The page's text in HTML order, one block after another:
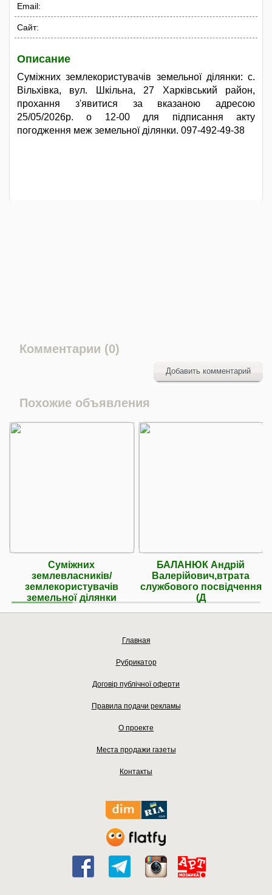
Email:
Сайт:
Описание
Суміжних землекористувачів земельної ділянки: с.
Вільхівка, вул. Шкільна, 27 Харківський район,
прохання з'явитися за вказаною адресою
25/05/2026р. о 12-00 для підписання акту
погодження меж земельної ділянки. 097-492-49-38
Комментарии (0)
Добавить комментарий
Похожие объявления
Суміжних
землевласників/
землекористувачів
земельної ділянки
БАЛАНЮК Андрій
Валерійович,втрата
службового посвідчення
(Д
Главная
Рубрикатор
Договір публічної оферти
Правила подачи рекламы
О проекте
Места продажи газеты
Контакты